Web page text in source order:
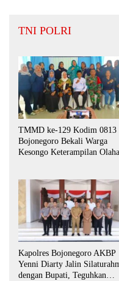
TNI POLRI
TMMD ke-129 Kodim 0813
Bojonegoro Bekali Warga
Kesongo Keterampilan Olahan
Kapolres Bojonegoro AKBP
Yenni Diarty Jalin
dengan Bupati, Teguhkan